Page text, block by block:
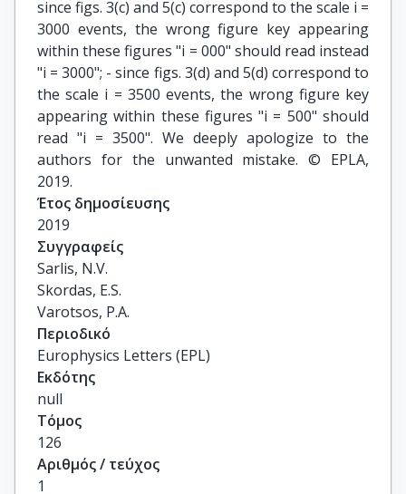
since figs. 3(c) and 5(c) correspond to the scale i =
3000 events, the wrong figure key appearing
within these figures "i = 000" should read instead
"i = 3000"; - since figs. 3(d) and 5(d) correspond to
the scale i = 3500 events, the wrong figure key
appearing within these figures "i = 500" should
read "i = 3500". We deeply apologize to the
authors for the unwanted mistake. © EPLA,
2019.
Έτος δημοσίευσης
2019
Συγγραφείς
Sarlis, N.V.
Skordas, E.S.
Varotsos, P.A.
Περιοδικό
Europhysics Letters (EPL)
Εκδότης
null
Τόμος
126
Αριθμός / τεύχος
1